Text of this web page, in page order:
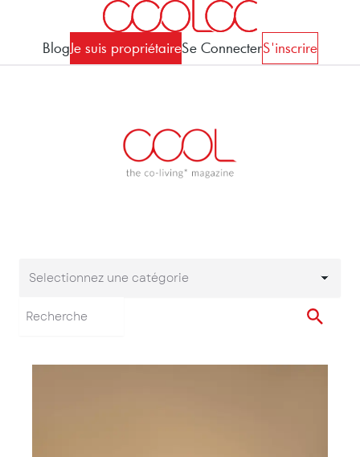
BlogJe suis propriétaireSe ConnecterS'inscrire
Selectionnez une
Selectionnez une catégorie